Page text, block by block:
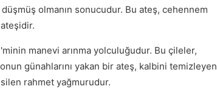
olmanın sonucudur. Bu ateş, cehennem
manevi arınma yolculuğudur. Bu çileler,
günahlarını yakan bir ateş, kalbini temizleyen
silen rahmet yağmurudur.